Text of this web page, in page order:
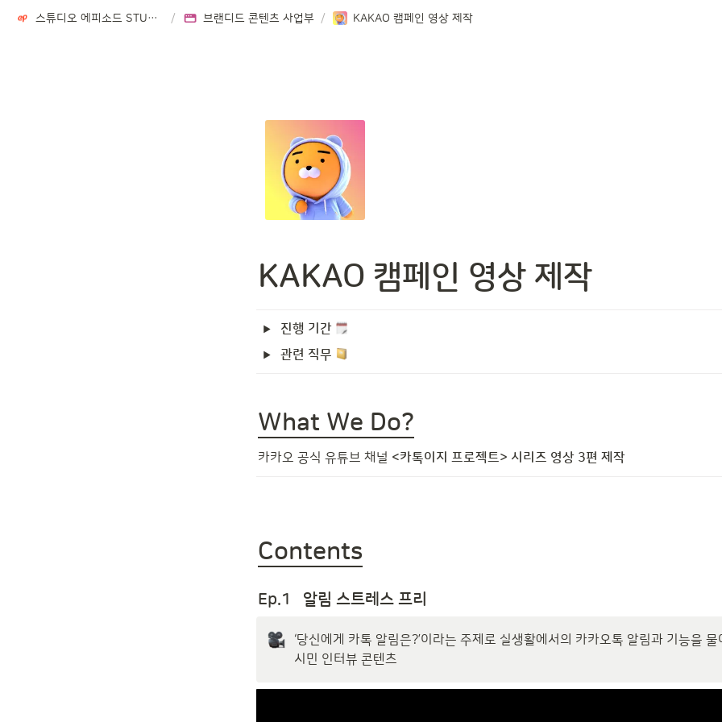
스튜디오 에피소드 STUDIO EPISODE / 브랜디드 콘텐츠 사업부 / KAKAO 캠페인 영상 제작
KAKAO 캠페인 영상 제작
진행 기간
관련 직무
What We Do?
카카오 공식 유튜브 채널 <카톡이지 프로젝트> 시리즈 영상 3편 제작
Contents
Ep.1   알림 스트레스 프리
‘당신에게 카톡 알림은?’이라는 주제로 실생활에서의 카카오톡 알림과 기능을
시민 인터뷰 콘텐츠